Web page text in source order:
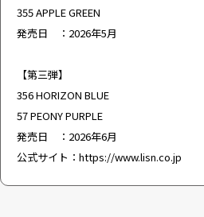
355 APPLE GREEN
発売日 ：2026年5月
【第三弾】
356 HORIZON BLUE
57 PEONY PURPLE
発売日 ：2026年6月
公式サイト： https://www.lisn.co.jp